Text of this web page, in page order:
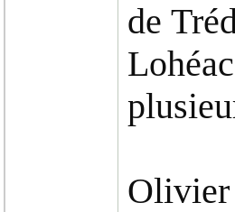
de
Olivier